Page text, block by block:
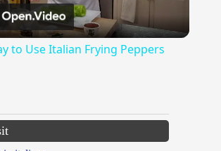
Video
to Use Italian Frying Peppers